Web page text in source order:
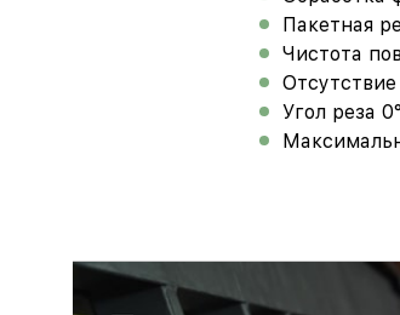
Пакетная
Чистота
Угол реза